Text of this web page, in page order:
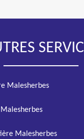
Malesherbes
Malesherbes